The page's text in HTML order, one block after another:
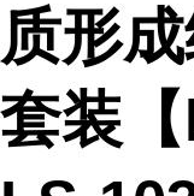
质形
套装